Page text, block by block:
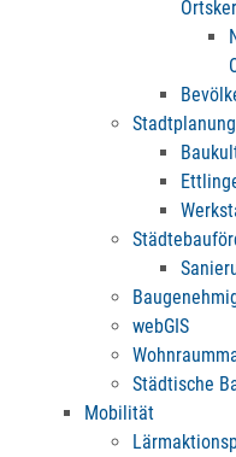
webGIS
Städtische
Mobilität